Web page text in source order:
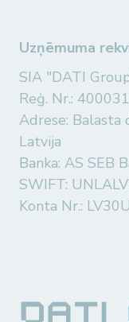
Uzņēmuma
SIA "DATI
Reģ. Nr.:
Adrese: Balasta
Latvija
Banka: AS SEB
SWIFT:
Konta Nr.: